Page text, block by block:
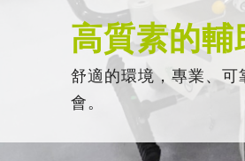
高質素的
舒適的環境，專業、
會。